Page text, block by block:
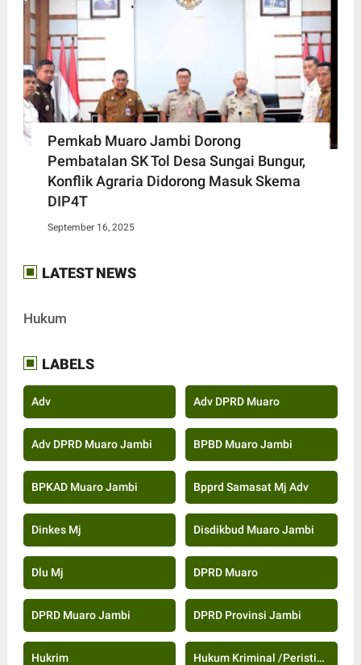
Pemkab Muaro Jambi Dorong
Pembatalan SK Tol Desa Sungai Bungur,
Konflik Agraria Didorong Masuk Skema
DIP4T
September 16, 2025
LATEST NEWS
Hukum
LABELS
Adv Adv DPRD Muaro
Adv DPRD Muaro Jambi BPBD Muaro Jambi
BPKAD Muaro Jambi Bpprd Samasat Mj Adv
Dinkes Mj Disdikbud Muaro Jambi
Dlu Mj DPRD Muaro
DPRD Muaro Jambi DPRD Provinsi Jambi
Hukrim Hukum Kriminal /Peristiwa